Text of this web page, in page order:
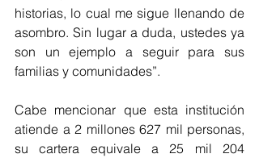
historias, lo cual me sigue llenando de
asombro. Sin lugar a duda, ustedes ya
son un ejemplo a seguir para sus
familias y comunidades”.
Cabe mencionar que esta institución
atiende a 2 millones 627 mil personas,
su cartera equivale a 25 mil 204